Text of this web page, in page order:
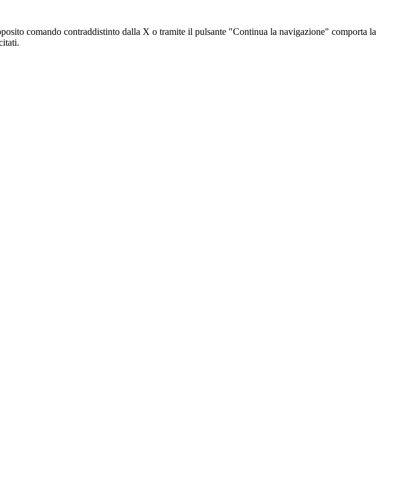
comando contraddistinto dalla X o tramite il pulsante "Continua la navigazione" comporta la